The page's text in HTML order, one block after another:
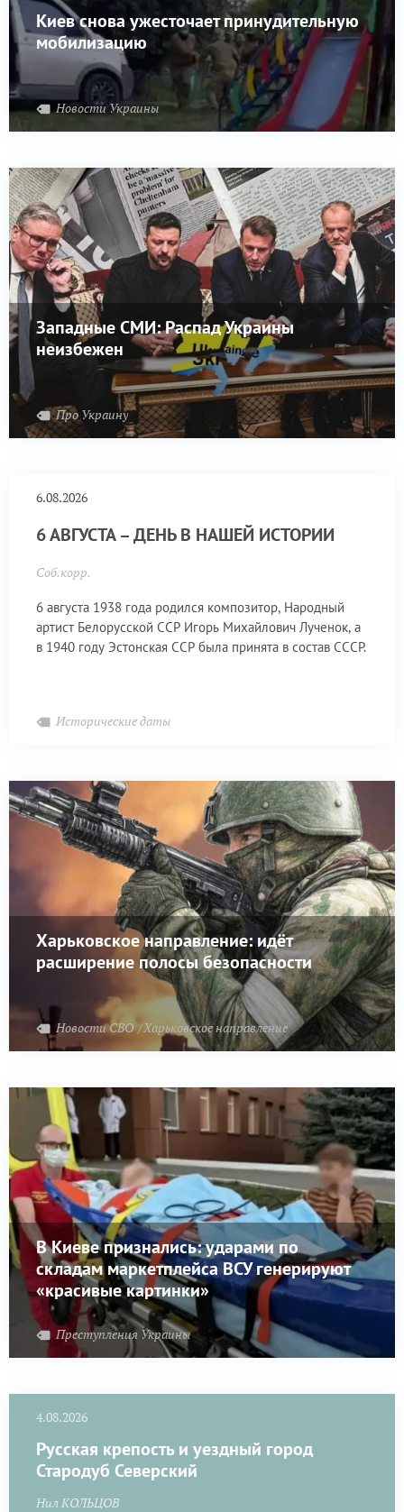
Киев снова ужесточает принудительную
мобилизацию
Новости Украины
Западные СМИ: Распад Украины
неизбежен
Про Украину
6.08.2026
6 АВГУСТА – ДЕНЬ В НАШЕЙ ИСТОРИИ
Соб.корр.
6 августа 1938 года родился композитор, Народный
артист Белорусской ССР Игорь Михайлович Лученок, а
в 1940 году Эстонская ССР была принята в состав СССР.
Исторические даты
Харьковское направление: идёт
расширение полосы безопасности
Новости СВО Харьковское направление
В Киеве признались: ударами по
складам маркетплейса ВСУ генерируют
«красивые картинки»
Преступления Украины
4.08.2026
Русская крепость и уездный город
Стародуб Северский
Нил КОЛЬЦОВ